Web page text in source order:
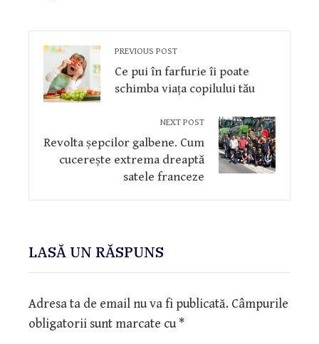
PREVIOUS POST
Ce pui în farfurie îi poate
schimba viața copilului tău
NEXT POST
Revolta șepcilor galbene. Cum
cucerește extrema dreaptă
satele franceze
LASĂ UN RĂSPUNS
Adresa ta de email nu va fi publicată. Câmpurile
obligatorii sunt marcate cu*